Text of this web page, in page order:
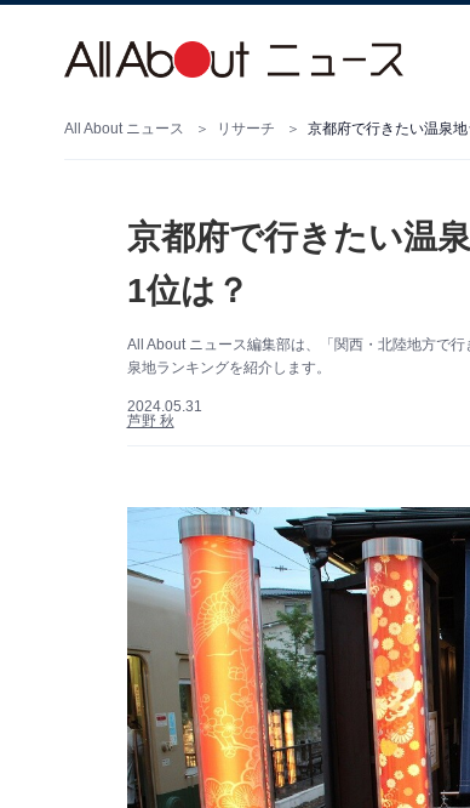
All About ニュース リサーチ 京都府で行きたい温泉
京都府で行きたい温
1位は？
All About ニュース編集部は、「関西・北陸地方で
泉地ランキングを紹介します。
2024.05.31
芦野 秋